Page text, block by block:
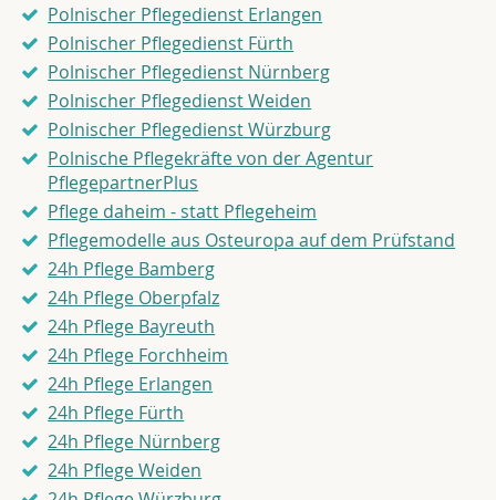
Polnischer Pflegedienst Erlangen
Polnischer Pflegedienst Fürth
Polnischer Pflegedienst Nürnberg
Polnischer Pflegedienst Weiden
Polnischer Pflegedienst Würzburg
Polnische Pflegekräfte von der Agentur
PflegepartnerPlus
Pflege daheim - statt Pflegeheim
Pflegemodelle aus Osteuropa auf dem Prüfstand
24h Pflege Bamberg
24h Pflege Oberpfalz
24h Pflege Bayreuth
24h Pflege Forchheim
24h Pflege Erlangen
24h Pflege Fürth
24h Pflege Nürnberg
24h Pflege Weiden